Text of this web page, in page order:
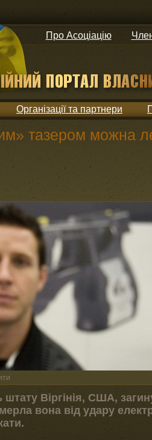
Про Асоціацію
Організації та партнери
тазером можна
Віргінія, США,
вона від удару